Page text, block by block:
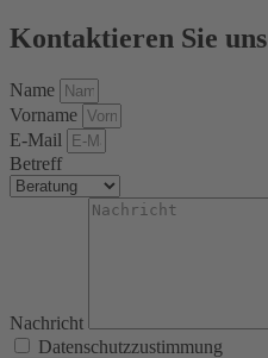
Kontaktieren Sie uns
Name
Vorname
E-Mail
Betreff
Nachricht
Datenschutzzustimmung